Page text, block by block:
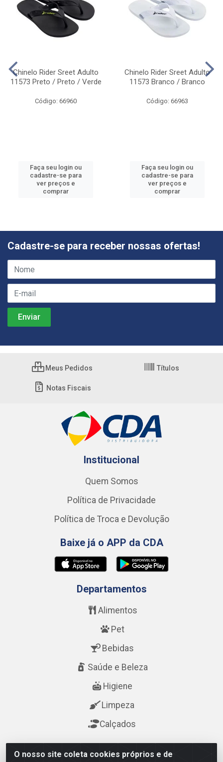
Chinelo Rider Sreet Adulto
11573 Preto / Preto / Verde
Código: 66960
Faça seu login ou
cadastre-se para
ver preços e
comprar
Chinelo Rider Sreet Adulto
11573 Branco / Branco
Código: 66963
Faça seu login ou
cadastre-se para
ver preços e
comprar
O nosso site coleta cookies próprios e de
Cadastre-se para receber nossas ofertas!
Meus Pedidos Títulos
Notas Fiscais
Institucional
Quem Somos
Política de Privacidade
Política de Troca e Devolução
Baixe já o APP da CDA
Departamentos
Alimentos
Pet
Bebidas
Saúde e Beleza
Higiene
Limpeza
Calçados
Fale Conosco